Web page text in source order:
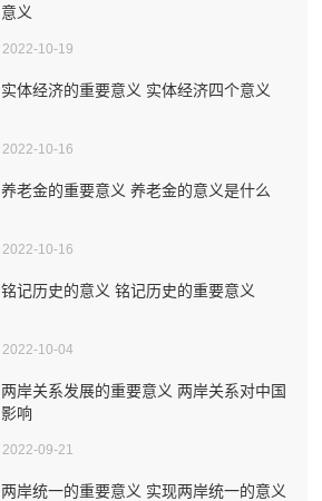
意义
2022-10-19
实体经济的重要意义 实体经济四个意义
2022-10-16
养老金的重要意义 养老金的意义是什么
2022-10-16
铭记历史的意义 铭记历史的重要意义
2022-10-04
两岸关系发展的重要意义 两岸关系对中国
影响
2022-09-21
两岸统一的重要意义 实现两岸统一的意义